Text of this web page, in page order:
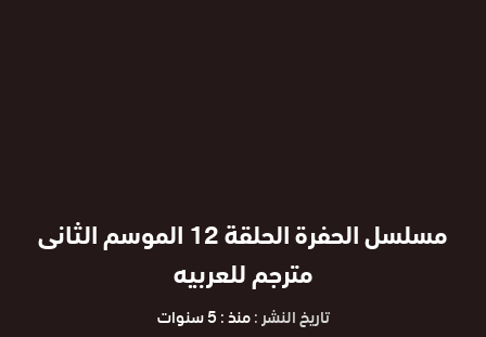
مسلسل الحفرة الحلقة 12 الموسم الثانى
مترجم للعربيه
تاريخ النشر :منذ : 5 سنوات